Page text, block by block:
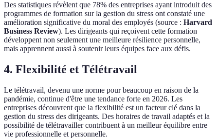
Des statistiques révèlent que 78% des entreprises ayant introduit des
programmes de formation sur la gestion du stress ont constaté une
amélioration significative du moral des employés (source : Harvard
Business Review). Les dirigeants qui reçoivent cette formation
développent non seulement une meilleure résilience personnelle,
mais apprennent aussi à soutenir leurs équipes face aux défis.
4. Flexibilité et Télétravail
Le télétravail, devenu une norme pour beaucoup en raison de la
pandémie, continue d'être une tendance forte en 2026. Les
entreprises découvrent que la flexibilité est un facteur clé dans la
gestion du stress des dirigeants. Des horaires de travail adaptés et la
possibilité de télétravailler contribuent à un meilleur équilibre entre
vie professionnelle et personnelle.